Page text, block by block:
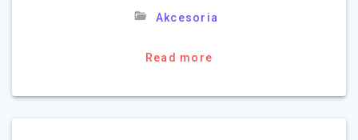
Akcesoria
Read more